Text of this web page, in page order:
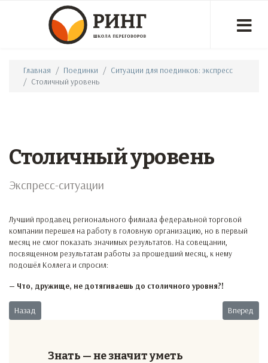
Главная Поединки
Ситуации для поединков: экспресс
Столичный уровень
Столичный уровень
Экспресс-ситуации
Лучший продавец регионального филиала федеральной торговой
компании перешел на работу в головную организацию, но в первый
месяц не смог показать значимых результатов. На совещании,
посвященном результатам работы за прошедший месяц, к нему
подошёл Коллега и спросил:
— Что, дружище, не дотягиваешь до столичного уровня?!
Предыдущий: Стахановцы
Назад Вперед
Знать — не значит уметь